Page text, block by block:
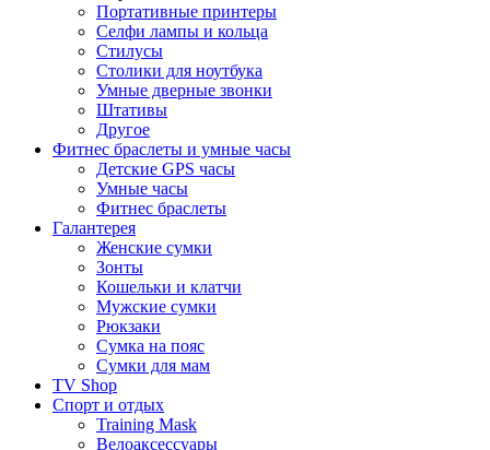
Портативные принтеры
Селфи лампы и кольца
Стилусы
Столики для ноутбука
Умные дверные звонки
Штативы
Другое
Фитнес браслеты и умные часы
Детские GPS часы
Умные часы
Фитнес браслеты
Галантерея
Женские сумки
Зонты
Кошельки и клатчи
Мужские сумки
Рюкзаки
Сумка на пояс
Сумки для мам
TV Shop
Спорт и отдых
Training Mask
Велоаксессуары